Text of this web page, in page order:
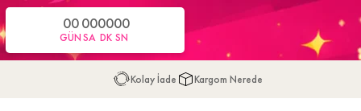
00
GÜN
00
SA
00
DK
00
SN
Kolay İade Kargom Nerede